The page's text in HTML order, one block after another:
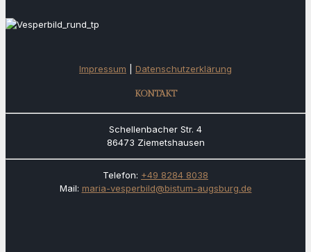
Impressum Datenschutzerklärung
KONTAKT
Schellenbacher Str. 4
86473 Ziemetshausen
Telefon: +49 8284 8038
Mail: maria-vesperbild@bistum-augsburg.de